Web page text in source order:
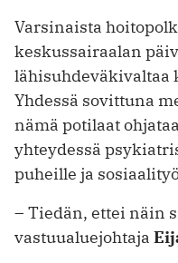
Varsinaista
keskussairaalan
lähisuhdeväkivaltaa
Yhdessä sovittuna
nämä potilaat
yhteydessä
puheille ja
– Tiedän, ettei näin
vastuualuejohtaja